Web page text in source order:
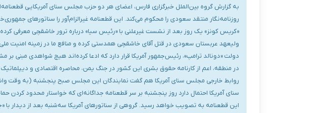
به گزارش گروه بین‌الملل خبرگزاری فارس، اعضای هر دو حزب مجلس سنای آمریکایی
روزنامه‌نگار منتقد سعودی را محکوم می‌کند. این قطعنامه غیرالزام‌آور را سناتورهای
«کریس کونز» یک روز بعد از نشست غیرعلنی با «رئیس سیا» درباره ترور خاشقچی معرفی
ولیعهد عربستان سعودی در قتل آقای خاشقچی همدستی کرده و منافع ما در زمینه امنیت
دولت «دونالد ترامپ»، رئیس‌جمهور آمریکا قرار دارد که ادعا کرده‌اند هیچ شواهدی مبنی
در منطقه، اعم از کارنامه حقوق بشری این کشور در جنگ یمن، محاصره اقتصادی و
روابط خارجی مجلس سنای آمریکا هم گفت نمایندگان این مجلس صبح پنجشنبه (به وقت
سنای آمریکا احتمال دارد روز پنجشنبه بر سر قطعنامه‌ جداگانه‌ای که خواستار محدود
این قطعنامه به تصویب خواهد رسید. گروهی از سناتورهای آمریکا سه‌شنبه بعد از دیدار